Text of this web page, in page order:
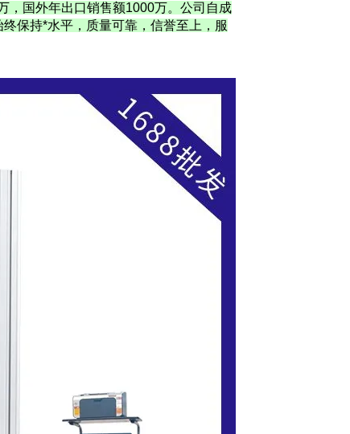
，国外年出口销售额1000万。公司自成
保持*水平，质量可靠，信誉至上，服